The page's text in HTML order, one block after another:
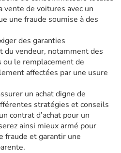
vente de voitures avec un
une fraude soumise à des
des garanties
du vendeur, notamment des
ou le remplacement de
affectées par une usure
un achat digne de
stratégies et conseils
contrat d’achat pour un
ainsi mieux armé pour
fraude et garantir une